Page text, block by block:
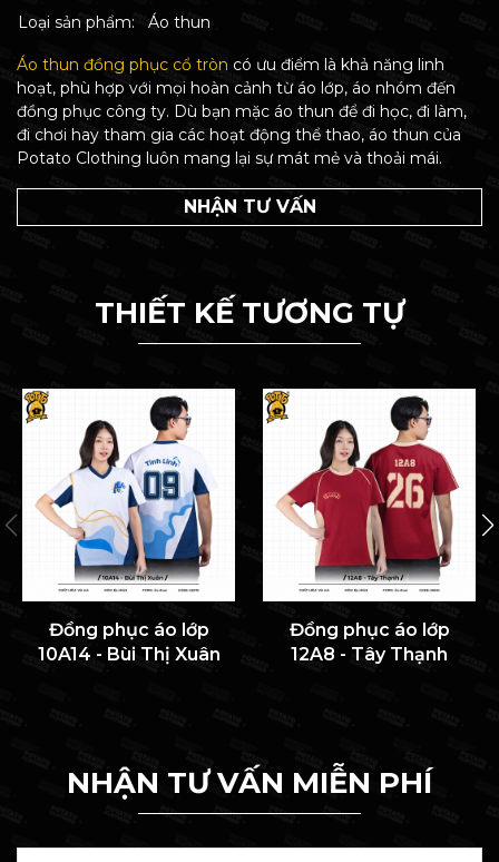
Loại sản phẩm: Áo thun
Áo thun đồng phục cổ tròn có ưu điểm là khả năng linh
hoạt, phù hợp với mọi hoàn cảnh từ áo lớp, áo nhóm đến
đồng phục công ty. Dù bạn mặc áo thun để đi học, đi làm,
đi chơi hay tham gia các hoạt động thể thao, áo thun của
Potato Clothing luôn mang lại sự mát mẻ và thoải mái.
NHẬN TƯ VẤN
THIẾT KẾ TƯƠNG TỰ
Đồng phục áo lớp
10A14 - Bùi Thị Xuân
Đồng phục áo lớp
12A8 - Tây Thạnh
NHẬN TƯ VẤN MIỄN PHÍ